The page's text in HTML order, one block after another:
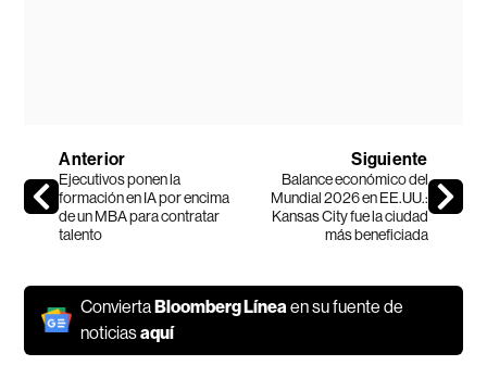
Anterior
Ejecutivos ponen la
formación en IA por encima
de un MBA para contratar
talento
Siguiente
Balance económico del
Mundial 2026 en EE.UU.:
Kansas City fue la ciudad
más beneficiada
ConviertaBloomberg Línea en su fuente de
noticiasaquí